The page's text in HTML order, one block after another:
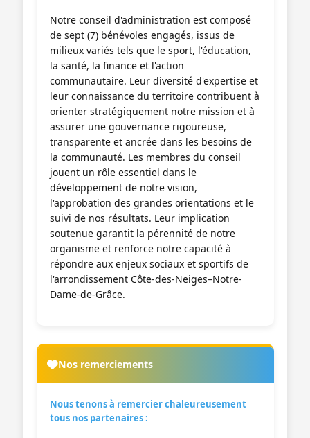
Notre conseil d'administration est composé
de sept (7) bénévoles engagés, issus de
milieux variés tels que le sport, l'éducation,
la santé, la finance et l'action
communautaire. Leur diversité d'expertise et
leur connaissance du territoire contribuent à
orienter stratégiquement notre mission et à
assurer une gouvernance rigoureuse,
transparente et ancrée dans les besoins de
la communauté. Les membres du conseil
jouent un rôle essentiel dans le
développement de notre vision,
l'approbation des grandes orientations et le
suivi de nos résultats. Leur implication
soutenue garantit la pérennité de notre
organisme et renforce notre capacité à
répondre aux enjeux sociaux et sportifs de
l'arrondissement Côte-des-Neiges–Notre-
Dame-de-Grâce.
Nos remerciements
Nous tenons à remercier chaleureusement
tous nos partenaires :